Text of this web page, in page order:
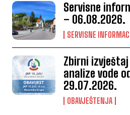
Servisne
– 06.08.2026.
SERVISNE
Zbirni izvještaj
analize vode od
29.07.2026.
OBAVJEŠTENJA